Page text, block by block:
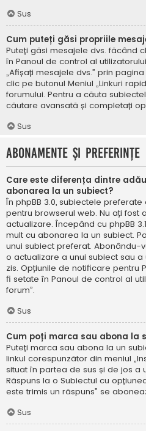
Sus
Cum puteți găsi propriile
Puteți găsi mesajele dvs. făcând
în Panoul de control al
„Afișați mesajele dvs.” prin
clic pe butonul Meniul „Linkuri
forumului. Pentru a căuta
căutare avansată și completați
Sus
Abonamente și Preferințe
Care este diferența dintre
abonarea la un subiect?
În phpBB 3.0, subiectele
pentru browserul web. Nu ați fost
actualizare. Începând cu phpBB
mult cu abonarea la un subiect.
unui subiect preferat. Abonându-
o actualizare a unui subiect sau
zis. Opțiunile de notificare pentru
fi setate în Panoul de control al
forum”.
Sus
Cum poți marca sau abona la
Puteți marca sau abona la un
linkul corespunzător din meniul
situat în partea de sus și de jos a
Răspuns la o Subiectul cu
este trimis un răspuns” se
Sus